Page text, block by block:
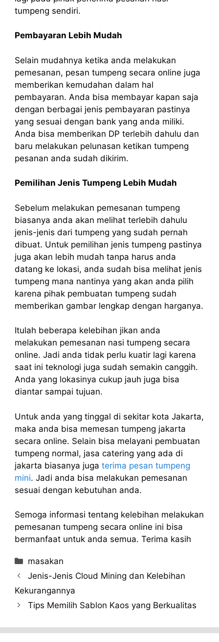
tumpeng sendiri.
Pembayaran Lebih Mudah
Selain mudahnya ketika anda melakukan
pemesanan, pesan tumpeng secara online juga
memberikan kemudahan dalam hal
pembayaran. Anda bisa membayar kapan saja
dengan berbagai jenis pembayaran pastinya
yang sesuai dengan bank yang anda miliki.
Anda bisa memberikan DP terlebih dahulu dan
baru melakukan pelunasan ketikan tumpeng
pesanan anda sudah dikirim.
Pemilihan Jenis Tumpeng Lebih Mudah
Sebelum melakukan pemesanan tumpeng
biasanya anda akan melihat terlebih dahulu
jenis-jenis dari tumpeng yang sudah pernah
dibuat. Untuk pemilihan jenis tumpeng pastinya
juga akan lebih mudah tanpa harus anda
datang ke lokasi, anda sudah bisa melihat jenis
tumpeng mana nantinya yang akan anda pilih
karena pihak pembuatan tumpeng sudah
memberikan gambar lengkap dengan harganya.
Itulah beberapa kelebihan jikan anda
melakukan pemesanan nasi tumpeng secara
online. Jadi anda tidak perlu kuatir lagi karena
saat ini teknologi juga sudah semakin canggih.
Anda yang lokasinya cukup jauh juga bisa
diantar sampai tujuan.
Untuk anda yang tinggal di sekitar kota Jakarta,
maka anda bisa memesan tumpeng jakarta
secara online. Selain bisa melayani pembuatan
tumpeng normal, jasa catering yang ada di
jakarta biasanya juga terima pesan tumpeng
mini. Jadi anda bisa melakukan pemesanan
sesuai dengan kebutuhan anda.
Semoga informasi tentang kelebihan melakukan
pemesanan tumpeng secara online ini bisa
bermanfaat untuk anda semua. Terima kasih
Categories
masakan
Jenis-Jenis Cloud Mining dan Kelebihan
Kekurangannya
Tips Memilih Sablon Kaos yang Berkualitas